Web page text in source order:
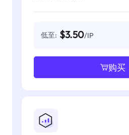
低至: $3.50/IP
购买